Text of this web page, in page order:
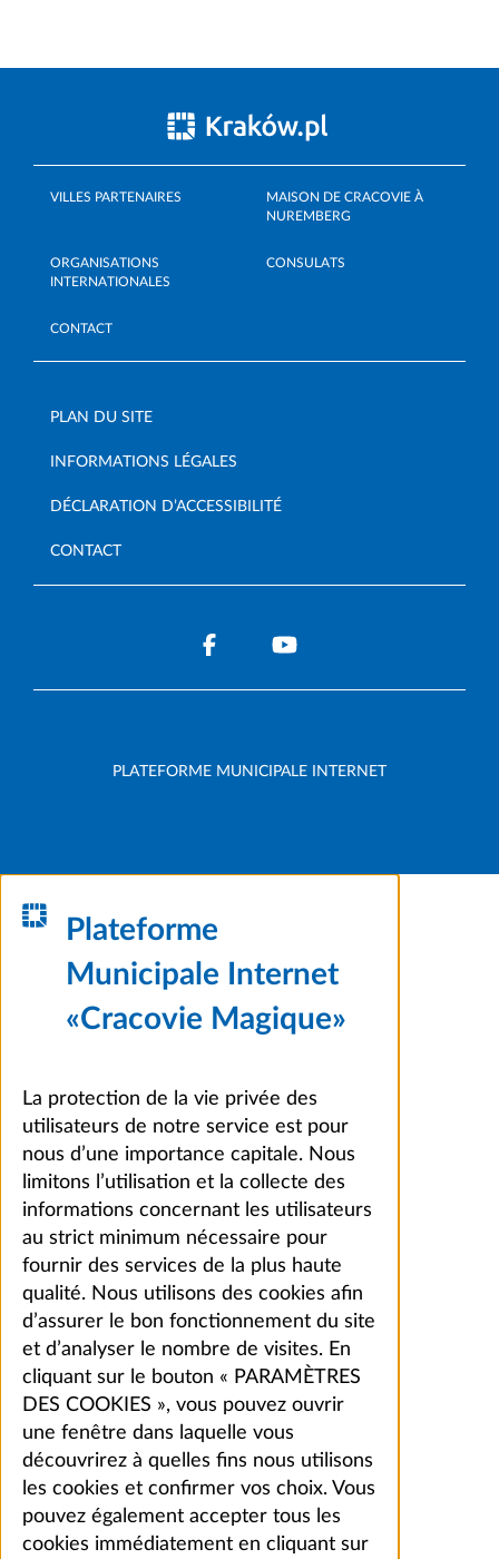
VILLES PARTENAIRES
MAISON DE CRACOVIE À
NUREMBERG
ORGANISATIONS
INTERNATIONALES
CONSULATS
CONTACT
PLAN DU SITE
INFORMATIONS LÉGALES
DÉCLARATION D’ACCESSIBILITÉ
CONTACT
PLATEFORME MUNICIPALE INTERNET
Plateforme
Municipale Internet
«Cracovie Magique»
La protection de la vie privée des
utilisateurs de notre service est pour
nous d’une importance capitale. Nous
limitons l’utilisation et la collecte des
informations concernant les utilisateurs
au strict minimum nécessaire pour
fournir des services de la plus haute
qualité. Nous utilisons des cookies afin
d’assurer le bon fonctionnement du site
et d’analyser le nombre de visites. En
cliquant sur le bouton « PARAMÈTRES
DES COOKIES », vous pouvez ouvrir
une fenêtre dans laquelle vous
découvrirez à quelles fins nous utilisons
les cookies et confirmer vos choix. Vous
pouvez également accepter tous les
cookies immédiatement en cliquant sur